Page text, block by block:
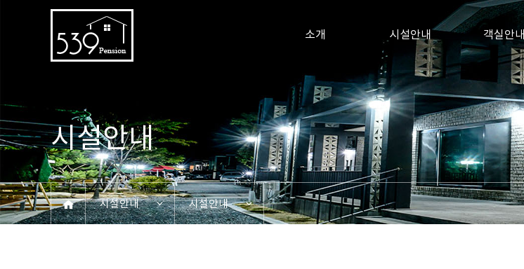
소개 시설안내 객실안내
시설안내
시설안내 시설안내